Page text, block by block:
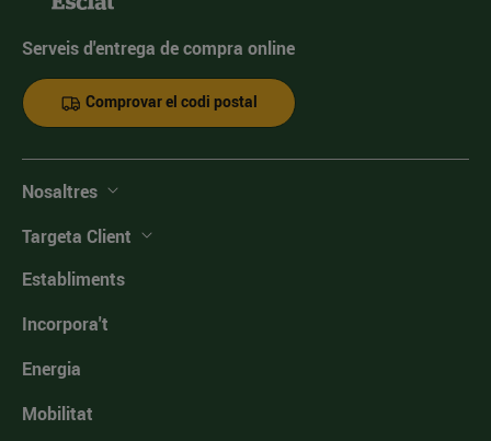
Serveis d'entrega de compra online
Comprovar el codi postal
Nosaltres
Targeta Client
Establiments
Incorpora't
Energia
Mobilitat